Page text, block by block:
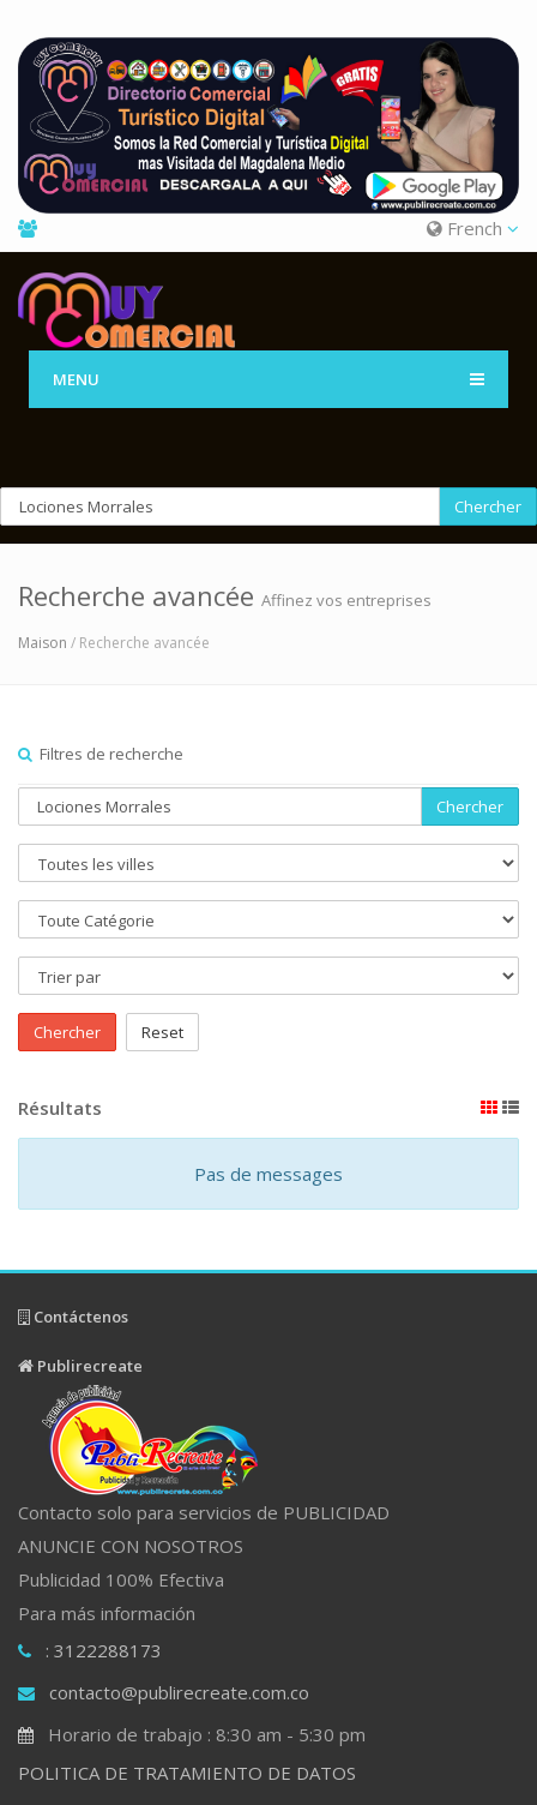
French
MENU
Chercher
Recherche avancée Affinez vos entreprises
Maison / Recherche avancée
Filtres de recherche
Chercher
Chercher Reset
Résultats
Pas de messages
Contáctenos
Publirecreate
Contacto solo para servicios de PUBLICIDAD
ANUNCIE CON NOSOTROS
Publicidad 100% Efectiva
Para más información
: 3122288173
contacto@publirecreate.com.co
Horario de trabajo : 8:30 am - 5:30 pm
POLITICA DE TRATAMIENTO DE DATOS